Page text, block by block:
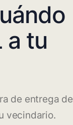
a tu
de entrega de
vecindario.